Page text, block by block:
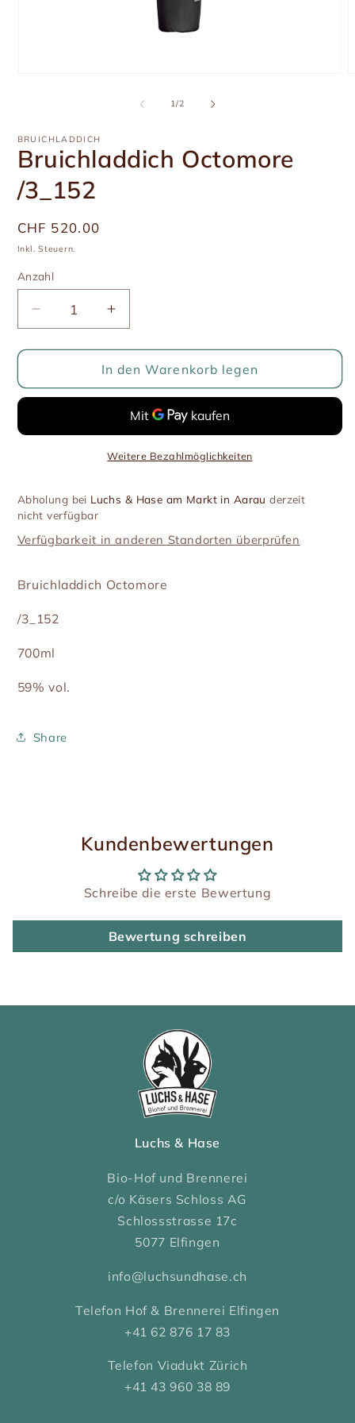
1/von
2
BRUICHLADDICH
Bruichladdich Octomore
/3_152
Üblicher
Preis
CHF 520.00
Inkl. Steuern.
Anzahl
Anzahl
Verringere
die
Menge
Bruichladdich
Erhöhe
die
Menge
für
Bruichladdich
/3_152
In den Warenkorb legen
Weitere Bezahlmöglichkeiten
Abholung bei Luchs & Hase am Markt in Aarau derzeit
nicht verfügbar
Verfügbarkeit in anderen Standorten überprüfen
Bruichladdich Octomore
/3_152
700ml
59% vol.
Share
Kundenbewertungen
Schreibe die erste Bewertung
Bewertung schreiben
Luchs & Hase
Bio-Hof und Brennerei
c/o Käsers Schloss AG
Schlossstrasse 17c
5077 Elfingen
info@luchsundhase.ch
Telefon Hof & Brennerei Elfingen
+41 62 876 17 83
Telefon Viadukt Zürich
+41 43 960 38 89